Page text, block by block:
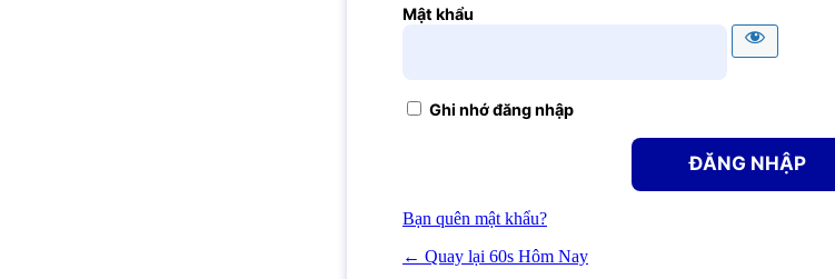
Mật khẩu
Ghi nhớ đăng nhập
Bạn quên mật khẩu?
← Quay lại 60s Hôm Nay